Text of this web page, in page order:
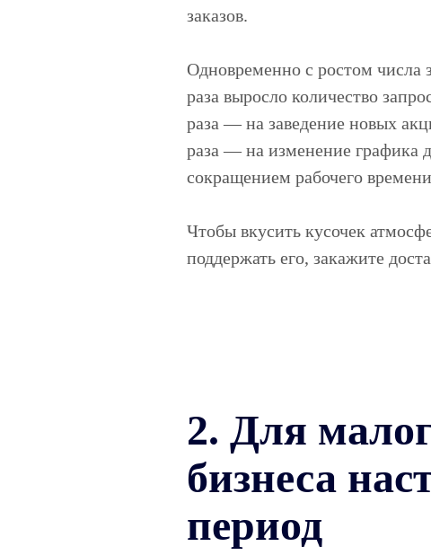
заказов.
Одновременно с ростом числа
раза выросло количество
раза — на заведение новых
раза — на изменение графика
сокращением рабочего
Чтобы вкусить кусочек
поддержать его, закажите
2. Для
бизнеса
период